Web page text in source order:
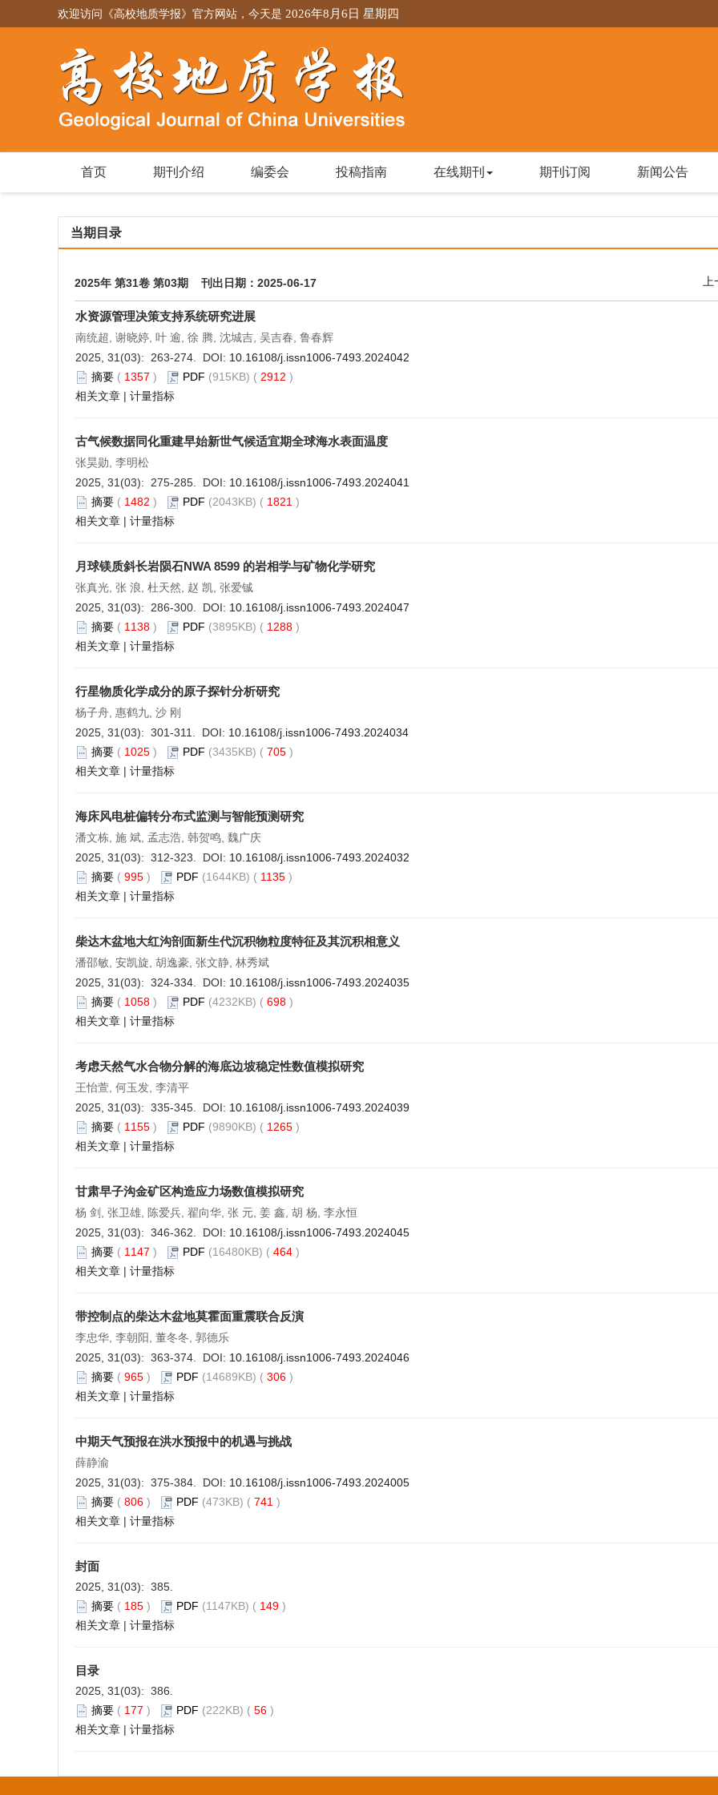
欢迎访问《高校地质学报》官方网站，今天是 2026年8月6日 星期四
首页 期刊介绍 编委会 投稿指南 在线期刊 期刊订阅 新闻公告
当期目录
2025年 第31卷 第03期 刊出日期：2025-06-17
水资源管理决策支持系统研究进展
南统超, 谢晓婷, 叶 逾, 徐 腾, 沈城吉, 吴吉春, 鲁春辉
2025, 31(03): 263-274. DOI: 10.16108/j.issn1006-7493.2024042
摘要 ( 1357 ) PDF (915KB) ( 2912 )
相关文章 | 计量指标
古气候数据同化重建早始新世气候适宜期全球海水表面温度
张昊勋, 李明松
2025, 31(03): 275-285. DOI: 10.16108/j.issn1006-7493.2024041
摘要 ( 1482 ) PDF (2043KB) ( 1821 )
相关文章 | 计量指标
月球镁质斜长岩陨石NWA 8599 的岩相学与矿物化学研究
张真光, 张 浪, 杜天然, 赵 凯, 张爱铖
2025, 31(03): 286-300. DOI: 10.16108/j.issn1006-7493.2024047
摘要 ( 1138 ) PDF (3895KB) ( 1288 )
相关文章 | 计量指标
行星物质化学成分的原子探针分析研究
杨子舟, 惠鹤九, 沙 刚
2025, 31(03): 301-311. DOI: 10.16108/j.issn1006-7493.2024034
摘要 ( 1025 ) PDF (3435KB) ( 705 )
相关文章 | 计量指标
海床风电桩偏转分布式监测与智能预测研究
潘文栋, 施 斌, 孟志浩, 韩贺鸣, 魏广庆
2025, 31(03): 312-323. DOI: 10.16108/j.issn1006-7493.2024032
摘要 ( 995 ) PDF (1644KB) ( 1135 )
相关文章 | 计量指标
柴达木盆地大红沟剖面新生代沉积物粒度特征及其沉积相意义
潘邵敏, 安凯旋, 胡逸豪, 张文静, 林秀斌
2025, 31(03): 324-334. DOI: 10.16108/j.issn1006-7493.2024035
摘要 ( 1058 ) PDF (4232KB) ( 698 )
相关文章 | 计量指标
考虑天然气水合物分解的海底边坡稳定性数值模拟研究
王怡萱, 何玉发, 李清平
2025, 31(03): 335-345. DOI: 10.16108/j.issn1006-7493.2024039
摘要 ( 1155 ) PDF (9890KB) ( 1265 )
相关文章 | 计量指标
甘肃早子沟金矿区构造应力场数值模拟研究
杨 剑, 张卫雄, 陈爱兵, 翟向华, 张 元, 姜 鑫, 胡 杨, 李永恒
2025, 31(03): 346-362. DOI: 10.16108/j.issn1006-7493.2024045
摘要 ( 1147 ) PDF (16480KB) ( 464 )
相关文章 | 计量指标
带控制点的柴达木盆地莫霍面重震联合反演
李忠华, 李朝阳, 董冬冬, 郭德乐
2025, 31(03): 363-374. DOI: 10.16108/j.issn1006-7493.2024046
摘要 ( 965 ) PDF (14689KB) ( 306 )
相关文章 | 计量指标
中期天气预报在洪水预报中的机遇与挑战
薛静渝
2025, 31(03): 375-384. DOI: 10.16108/j.issn1006-7493.2024005
摘要 ( 806 ) PDF (473KB) ( 741 )
相关文章 | 计量指标
封面
2025, 31(03): 385.
摘要 ( 185 ) PDF (1147KB) ( 149 )
相关文章 | 计量指标
目录
2025, 31(03): 386.
摘要 ( 177 ) PDF (222KB) ( 56 )
相关文章 | 计量指标